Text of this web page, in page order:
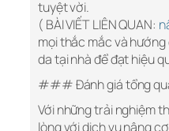
tuyệt vời.
( BÀI VIẾT LIÊN QUAN:
mọi thắc mắc và
da tại nhà để đạt hiệu
### Đánh giá tổng
Với những trải nghiệm
lòng với dịch vụ nâng